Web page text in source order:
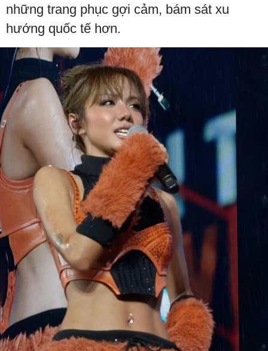
những trang phục gợi cảm, bám sát xu
hướng quốc tế hơn.